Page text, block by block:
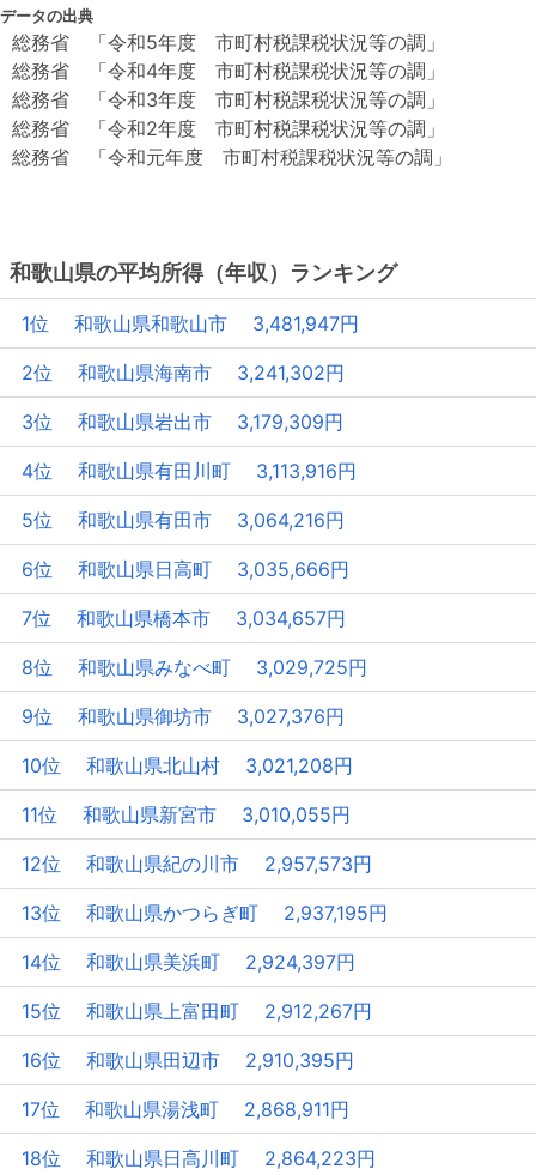
データの出典
総務省 「令和5年度 市町村税課税状況等の調」
総務省 「令和4年度 市町村税課税状況等の調」
総務省 「令和3年度 市町村税課税状況等の調」
総務省 「令和2年度 市町村税課税状況等の調」
総務省 「令和元年度 市町村税課税状況等の調」
和歌山県の平均所得（年収）ランキング
1位 和歌山県和歌山市 3,481,947円
2位 和歌山県海南市 3,241,302円
3位 和歌山県岩出市 3,179,309円
4位 和歌山県有田川町 3,113,916円
5位 和歌山県有田市 3,064,216円
6位 和歌山県日高町 3,035,666円
7位 和歌山県橋本市 3,034,657円
8位 和歌山県みなべ町 3,029,725円
9位 和歌山県御坊市 3,027,376円
10位 和歌山県北山村 3,021,208円
11位 和歌山県新宮市 3,010,055円
12位 和歌山県紀の川市 2,957,573円
13位 和歌山県かつらぎ町 2,937,195円
14位 和歌山県美浜町 2,924,397円
15位 和歌山県上富田町 2,912,267円
16位 和歌山県田辺市 2,910,395円
17位 和歌山県湯浅町 2,868,911円
18位 和歌山県日高川町 2,864,223円